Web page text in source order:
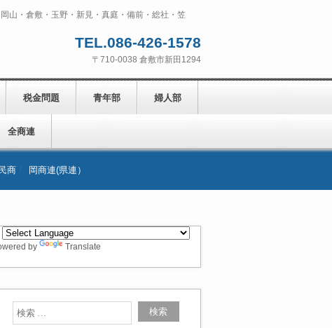
山・倉敷・玉野・新見・真庭・備前・総社・笠
TEL.086-426-1578
〒710-0038 倉敷市新田1294
税金問題 青年部 婦人部
全商連
商 岡商連(県連）
by Translate